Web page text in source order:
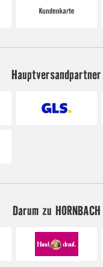
Hauptversandpartner
Darum zu HORNBACH